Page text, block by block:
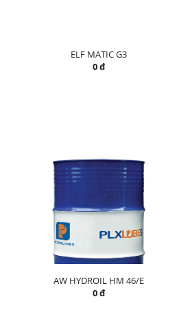
ELF MATIC G3
0 đ
AW HYDROIL HM 46/E
0 đ